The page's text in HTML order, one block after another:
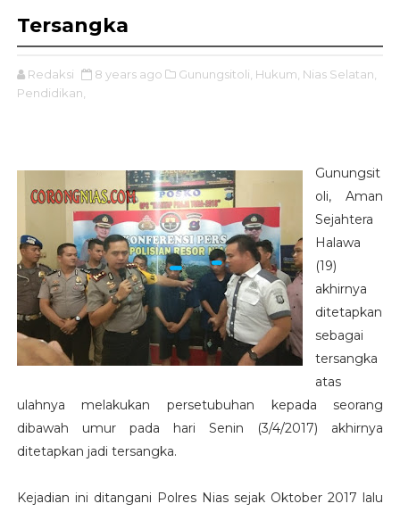
Tersangka
Redaksi 8 years ago Gunungsitoli, Hukum, Nias Selatan,
Pendidikan,
Gunungsit
oli, Aman
Sejahtera
Halawa
(19)
akhirnya
ditetapkan
sebagai
tersangka
atas
ulahnya melakukan persetubuhan kepada seorang
dibawah umur pada hari Senin (3/4/2017) akhirnya
ditetapkan jadi tersangka.
Kejadian ini ditangani Polres Nias sejak Oktober 2017 lalu